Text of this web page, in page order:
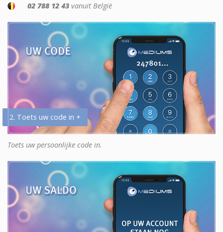
02 788 12 43 vanuit België
2. Toets uw code in +
Toets uw persoonlijke code in.